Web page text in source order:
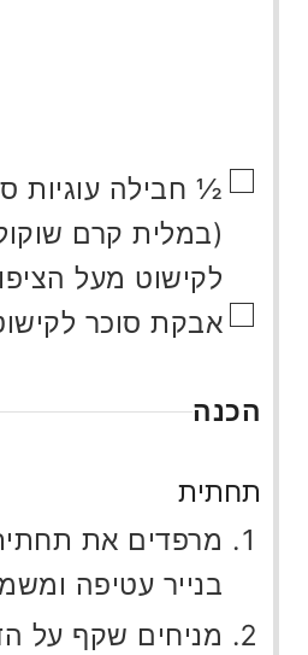
▢
½ חבילה עוגיות
(במלית קרם
לקישוט מעל
▢ אבקת סוכר
הכנה
תחתית
מרפדים את
בנייר עטיפה
מניחים שקף על